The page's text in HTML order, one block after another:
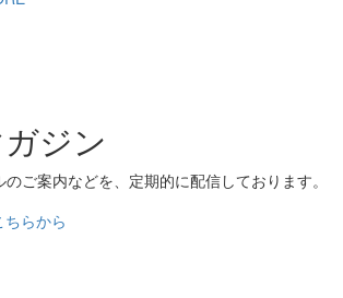
ご案内などを、定期的に配信しております。
らから